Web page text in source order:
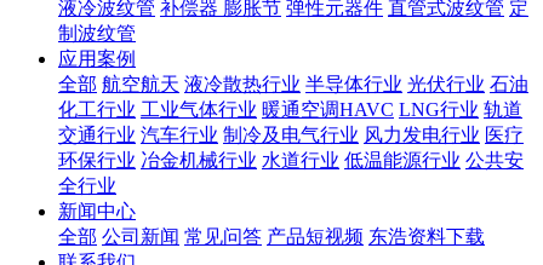
液冷波纹管 补偿器 膨胀节 弹性元器件 直管式波纹管 定
制波纹管
应用案例
全部 航空航天 液冷散热行业 半导体行业 光伏行业 石油
化工行业 工业气体行业 暖通空调HAVC LNG行业 轨道
交通行业 汽车行业 制冷及电气行业 风力发电行业 医疗
环保行业 冶金机械行业 水道行业 低温能源行业 公共安
全行业
新闻中心
全部 公司新闻 常见问答 产品短视频 东浩资料下载